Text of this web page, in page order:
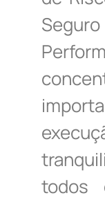
todos